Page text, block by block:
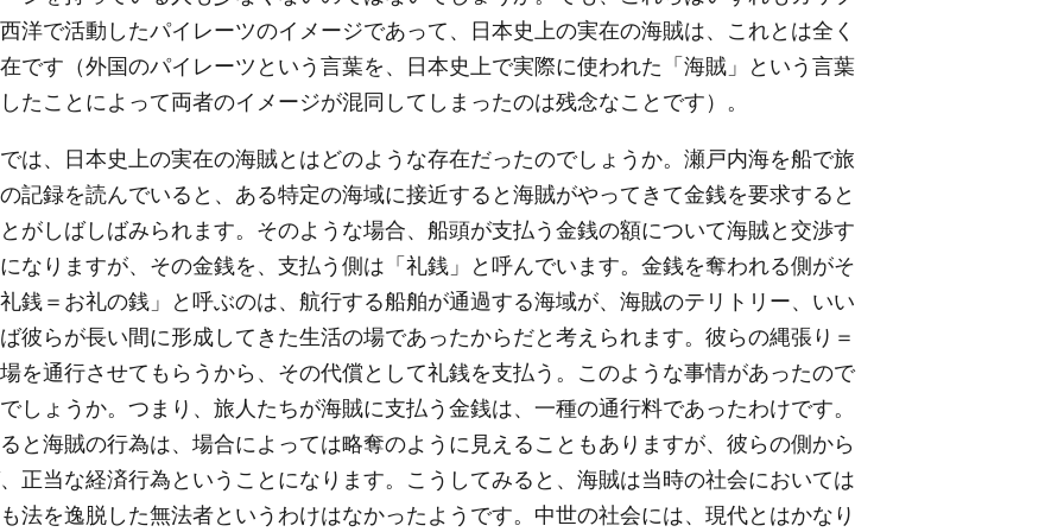
洋で活動したパイレーツのイメージであって、日本史上の実在の海賊は、これとは全く
です（外国のパイレーツという言葉を、日本史上で実際に使われた「海賊」という言葉
たことによって両者のイメージが混同してしまったのは残念なことです）。
、日本史上の実在の海賊とはどのような存在だったのでしょうか。瀬戸内海を船で旅
記録を読んでいると、ある特定の海域に接近すると海賊がやってきて金銭を要求すると
がしばしばみられます。そのような場合、船頭が支払う金銭の額について海賊と交渉す
なりますが、その金銭を、支払う側は「礼銭」と呼んでいます。金銭を奪われる側がそ
銭＝お礼の銭」と呼ぶのは、航行する船舶が通過する海域が、海賊のテリトリー、いい
彼らが長い間に形成してきた生活の場であったからだと考えられます。彼らの縄張り＝
を通行させてもらうから、その代償として礼銭を支払う。このような事情があったので
しょうか。つまり、旅人たちが海賊に支払う金銭は、一種の通行料であったわけです。
と海賊の行為は、場合によっては略奪のように見えることもありますが、彼らの側から
正当な経済行為ということになります。こうしてみると、海賊は当時の社会においては
法を逸脱した無法者というわけはなかったようです。中世の社会には、現代とはかなり